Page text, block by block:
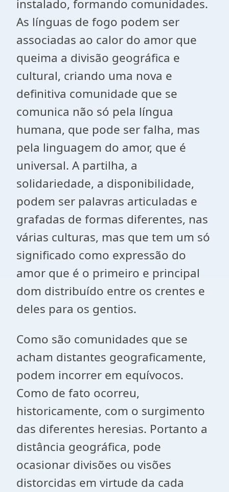
instalado, formando comunidades.
As línguas de fogo podem ser
associadas ao calor do amor que
queima a divisão geográfica e
cultural, criando uma nova e
definitiva comunidade que se
comunica não só pela língua
humana, que pode ser falha, mas
pela linguagem do amor, que é
universal. A partilha, a
solidariedade, a disponibilidade,
podem ser palavras articuladas e
grafadas de formas diferentes, nas
várias culturas, mas que tem um só
significado como expressão do
amor que é o primeiro e principal
dom distribuído entre os crentes e
deles para os gentios.
Como são comunidades que se
acham distantes geograficamente,
podem incorrer em equívocos.
Como de fato ocorreu,
historicamente, com o surgimento
das diferentes heresias. Portanto a
distância geográfica, pode
ocasionar divisões ou visões
distorcidas em virtude da cada